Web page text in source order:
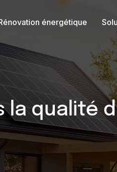
énergétique
la qualité